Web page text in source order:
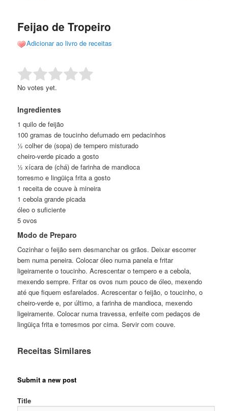
conteúdo
conteúdo
Feijao de Tropeiro
Adicionar ao livro de receitas
Rate this item: Submit Rating
No votes yet.
Ingredientes
1 quilo de feijão
100 gramas de toucinho defumado em pedacinhos
½ colher de (sopa) de tempero misturado
cheiro-verde picado a gosto
½ xícara de (chá) de farinha de mandioca
torresmo e lingüiça frita a gosto
1 receita de couve à mineira
1 cebola grande picada
óleo o suficiente
5 ovos
Modo de Preparo
Cozinhar o feijão sem desmanchar os grãos. Deixar escorrer
bem numa peneira. Colocar óleo numa panela e fritar
ligeiramente o toucinho. Acrescentar o tempero e a cebola,
mexendo sempre. Fritar os ovos num pouco de óleo, mexendo
até que fiquem esfarelados. Acrescentar o feijão, o toucinho, o
cheiro-verde e, por último, a farinha de mandioca, mexendo
ligeiramente. Colocar numa travessa, enfeite com pedaços de
lingüiça frita e torresmos por cima. Servir com couve.
Receitas Similares
Submit a new post
Title